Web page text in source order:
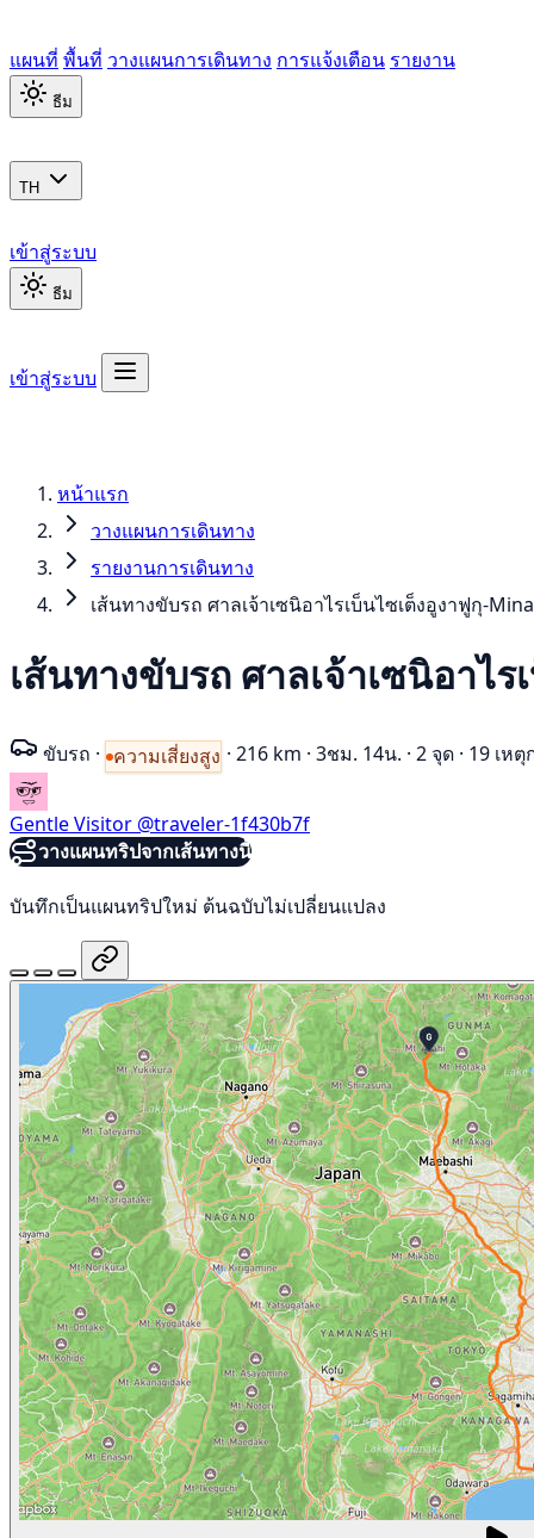
แผนที่ พื้นที่ วางแผนการเดินทาง การแจ้งเตือน รายงาน
ธีม
TH
เข้าสู่ระบบ
ธีม
เข้าสู่ระบบ
หน้าแรก
วางแผนการเดินทาง
รายงานการเดินทาง
เส้นทางขับรถ ศาลเจ้าเซนิอาไรเบ็นไซเต็งอูงาฟูกุ-
เส้นทางขับรถ ศาลเจ้าเซนิอาไ
ขับรถ · ความเสี่ยงสูง · 216 km · 3ชม. 14น. · 2 จุด · 19 เห
Gentle Visitor @traveler-1f430b7f
วางแผนทริปจากเส้นทางนี้
บันทึกเป็นแผนทริปใหม่ ต้นฉบับไม่เปลี่ยนแปลง